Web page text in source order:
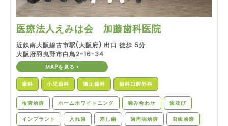
医療法人えみは会 加藤歯科医院
近鉄南大阪線古市駅(大阪府) 出口 徒歩 5分
大阪府羽曳野市白鳥2-16-34
MAPを見る
歯科 小児歯科 矯正歯科 歯科口腔外科
根管治療 ホームホワイトニング 噛み合わせ 歯並び
インプラント 入れ歯 差し歯 歯周病治療 虫歯治療